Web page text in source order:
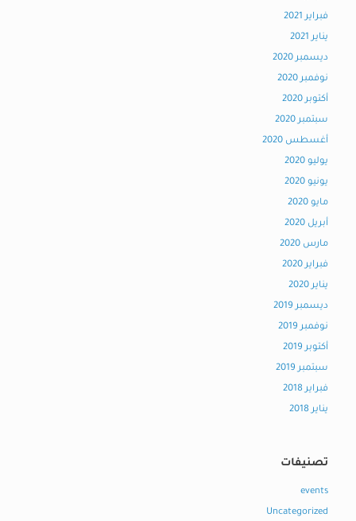
فبراير 2021
يناير 2021
ديسمبر 2020
نوفمبر 2020
أكتوبر 2020
سبتمبر 2020
أغسطس 2020
يوليو 2020
يونيو 2020
مايو 2020
أبريل 2020
مارس 2020
فبراير 2020
يناير 2020
ديسمبر 2019
نوفمبر 2019
أكتوبر 2019
سبتمبر 2019
فبراير 2018
يناير 2018
تصنيفات
events
Uncategorized